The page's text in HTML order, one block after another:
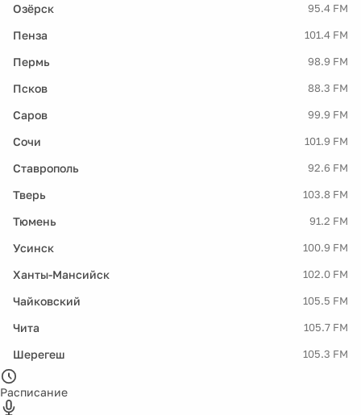
Озёрск 95.4 FM
Пенза 101.4 FM
Пермь 98.9 FM
Псков 88.3 FM
Саров 99.9 FM
Сочи 101.9 FM
Ставрополь 92.6 FM
Тверь 103.8 FM
Тюмень 91.2 FM
Усинск 100.9 FM
Ханты-Мансийск 102.0 FM
Чайковский 105.5 FM
Чита 105.7 FM
Шерегеш 105.3 FM
Расписание